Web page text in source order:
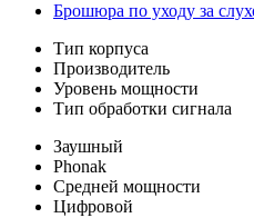
Брошюра по уходу за
Тип корпуса
Производитель
Уровень мощности
Тип обработки сигнала
Заушный
Phonak
Средней мощности
Цифровой